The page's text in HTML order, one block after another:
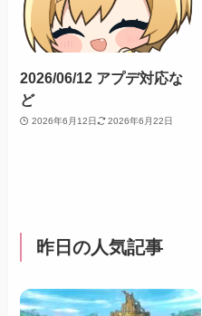
2026/06/12 アプデ対応な
ど
2026年6月12日 2026年6月22日
昨日の人気記事